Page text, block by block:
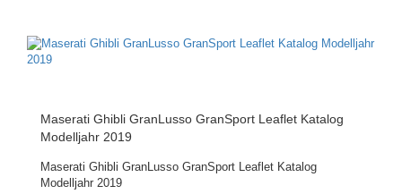
Maserati Ghibli GranLusso GranSport Leaflet Katalog
Modelljahr 2019
Maserati Ghibli GranLusso GranSport Leaflet Katalog
Modelljahr 2019